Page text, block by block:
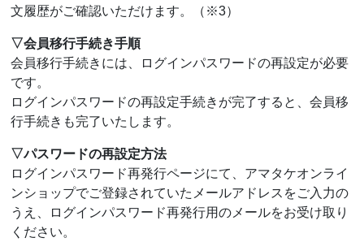
文履歴がご確認いただけます。（※3）
▽会員移行手続き手順
会員移行手続きには、ログインパスワードの再設定が必要
です。
ログインパスワードの再設定手続きが完了すると、会員移
行手続きも完了いたします。
▽パスワードの再設定方法
ログインパスワード再発行ページにて、アマタケオンライ
ンショップでご登録されていたメールアドレスをご入力の
うえ、ログインパスワード再発行用のメールをお受け取り
ください。